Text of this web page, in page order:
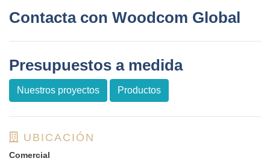
Contacta con Woodcom Global
Presupuestos a medida
Nuestros proyectos Productos
UBICACIÓN
Comercial